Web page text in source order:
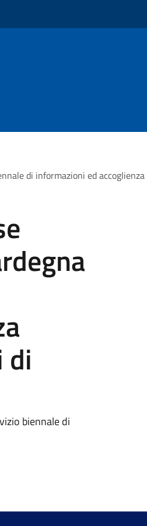
di informazioni ed
di
biennale di